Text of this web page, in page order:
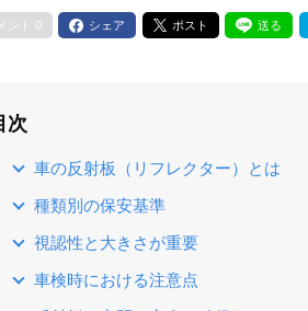
ント 0 シェア ポスト 送る
次
車の反射板（リフレクター）とは
種類別の保安基準
視認性と大きさが重要
車検時における注意点